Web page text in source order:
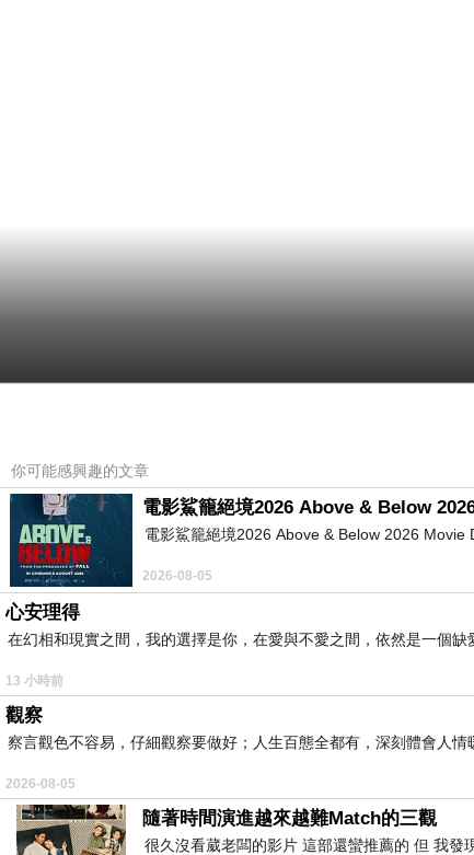
你可能感興趣的文章
電影鯊籠絕境2026 Above & Below
電影鯊籠絕境2026 Above & Below 2026
2026-08-05
心安理得
在幻相和現實之間，我的選擇是你，在愛與不愛之間，依然是一個
13 小時前
觀察
察言觀色不容易，仔細觀察要做好；人生百態全都有，深刻體會人情
2026-08-05
隨著時間演進越來越難Match的三觀
很久沒看葳老闆的影片 這部還蠻推薦的 但 我